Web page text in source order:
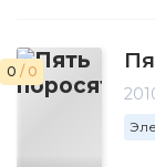
0 / 0